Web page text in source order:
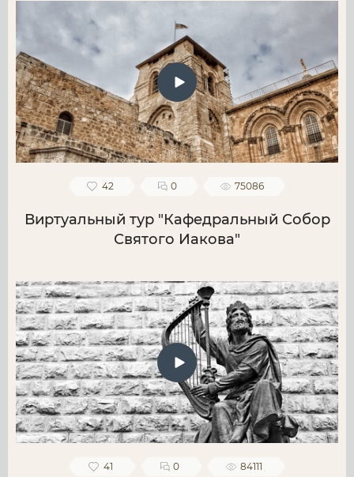
42 0 75086
Виртуальный тур "Кафедральный Собор
Святого Иакова"
41 0 84111